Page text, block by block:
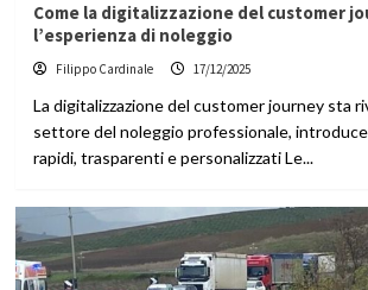
Come la digitalizzazione del customer
l’esperienza di noleggio
Filippo Cardinale 17/12/2025
La digitalizzazione del customer journey sta
settore del noleggio professionale,
rapidi, trasparenti e personalizzati Le...